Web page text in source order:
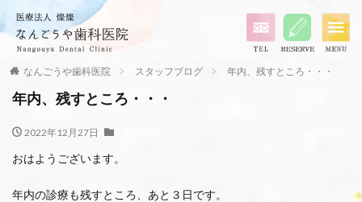
なんごうや歯科医院 スタッフブログ 年内、残すところ・・・
年内、残すところ・・・
2022年12月27日
おはようございます。
年内の診療も残すところ、あと３日です。